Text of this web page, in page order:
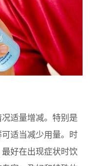
适量增减。特别是
适当减少用量。时
好在出现症状时饮